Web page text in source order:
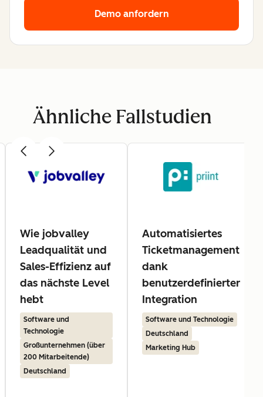
Demo anfordern
Ähnliche Fallstudien
Wie jobvalley
Leadqualität und
Sales-Effizienz auf
das nächste Level
hebt
Software und
Technologie
Großunternehmen (über
200 Mitarbeitende)
Deutschland
Automatisiertes
Ticketmanagement
dank
benutzerdefinierter
Integration
Software und Technologie
Deutschland
Marketing Hub